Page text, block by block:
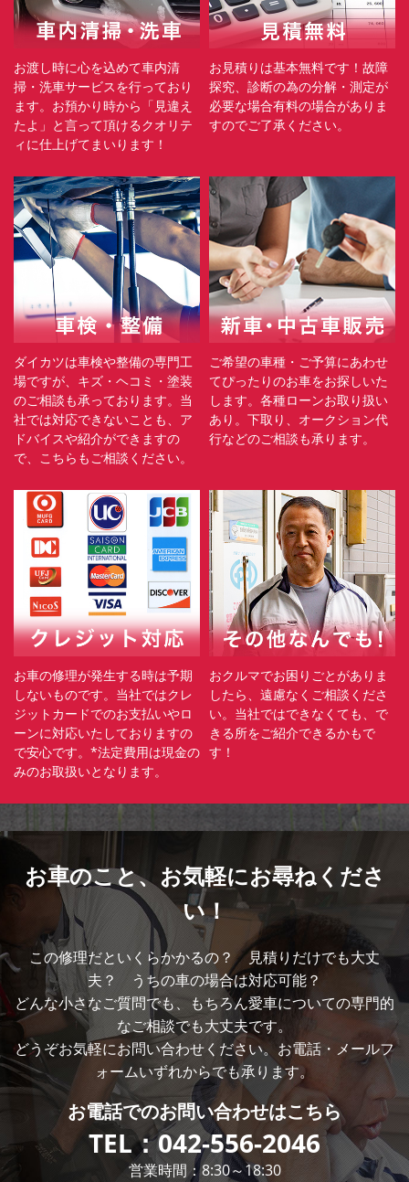
お渡し時に心を込めて車内清
掃・洗車サービスを行っており
ます。お預かり時から「見違え
たよ」と言って頂けるクオリテ
ィに仕上げてまいります！
お見積りは基本無料です！故障
探究、診断の為の分解・測定が
必要な場合有料の場合がありま
すのでご了承ください。
ダイカツは車検や整備の専門工
場ですが、キズ・ヘコミ・塗装
のご相談も承っております。当
社では対応できないことも、ア
ドバイスや紹介ができますの
で、こちらもご相談ください。
ご希望の車種・ご予算にあわせ
てぴったりのお車をお探しいた
します。各種ローンお取り扱い
あり。下取り、オークション代
行などのご相談も承ります。
お車の修理が発生する時は予期
しないものです。当社ではクレ
ジットカードでのお支払いやロ
ーンに対応いたしておりますの
で安心です。*法定費用は現金の
みのお取扱いとなります。
おクルマでお困りごとがありま
したら、遠慮なくご相談くださ
い。当社ではできなくても、で
きる所をご紹介できるかもで
す！
お車のこと、 お気軽にお尋ねくださ
い！
この修理だといくらかかるの？ 見積りだけでも大丈
夫？ うちの車の場合は対応可能？
どんな小さなご質問でも、もちろん愛車についての専門的
なご相談でも大丈夫です。
どうぞお気軽にお問い合わせください。お電話・メールフ
ォームいずれからでも承ります。
お電話でのお問い合わせはこちら
TEL：042-556-2046
営業時間：8:30～18:30